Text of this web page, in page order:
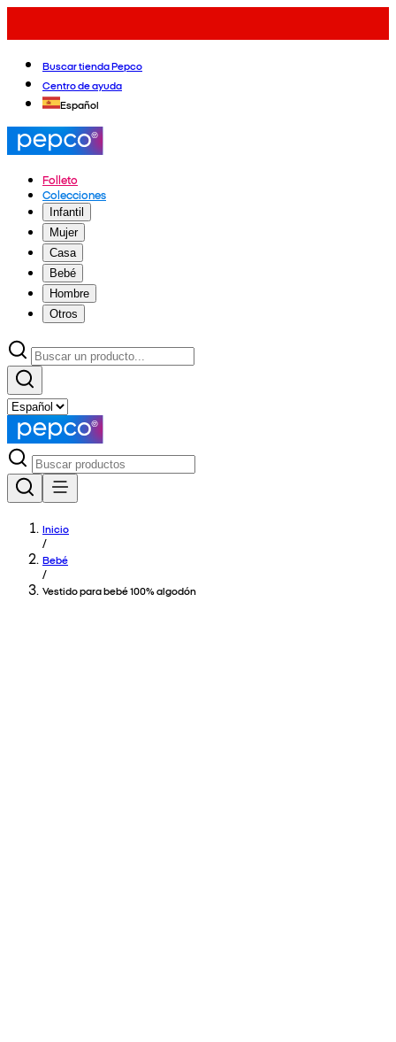
Buscar tienda Pepco
Centro de ayuda
Español
Folleto
Colecciones
Infantil
Mujer
Casa
Bebé
Hombre
Otros
Inicio
/
Bebé
/
Vestido para bebé 100% algodón